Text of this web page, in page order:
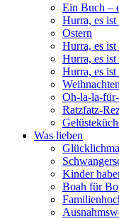
Ein Buch –
Hurra, es
Ostern
Hurra, es ist
Hurra, es ist
Hurra, es
Weihnachten
Oh-la-la-
Ratzfatz-
Was lieben
Kinder
Boah für